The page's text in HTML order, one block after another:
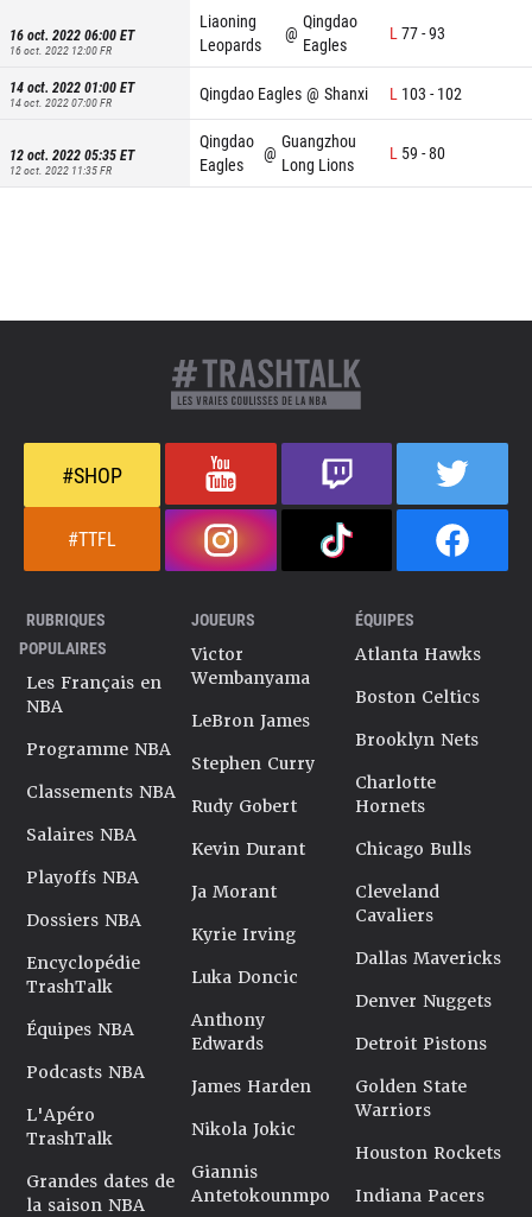
16 oct. 2022 06:00ET
16 oct. 2022 12:00FR
Liaoning
Leopards
@
Qingdao
Eagles
L77-93
14 oct. 2022 01:00ET
14 oct. 2022 07:00FR Qingdao Eagles @ Shanxi L 103 - 102
12 oct. 2022 05:35ET
12 oct. 2022 11:35FR
Qingdao
Eagles
@
Guangzhou
Long Lions
L 59 -80
#SHOP
#TTFL
RUBRIQUES
POPULAIRES
Les Français en
NBA
Programme NBA
Classements NBA
Salaires NBA
Playoffs NBA
Dossiers NBA
Encyclopédie
TrashTalk
Équipes NBA
Podcasts NBA
L'Apéro
TrashTalk
Grandes dates de
la saison NBA
JOUEURS
Victor
Wembanyama
LeBron James
Stephen Curry
Rudy Gobert
Kevin Durant
Ja Morant
Kyrie Irving
Luka Doncic
Anthony
Edwards
James Harden
Nikola Jokic
Giannis
Antetokounmpo
ÉQUIPES
Atlanta Hawks
Boston Celtics
Brooklyn Nets
Charlotte
Hornets
Chicago Bulls
Cleveland
Cavaliers
Dallas Mavericks
Denver Nuggets
Detroit Pistons
Golden State
Warriors
Houston Rockets
Indiana Pacers